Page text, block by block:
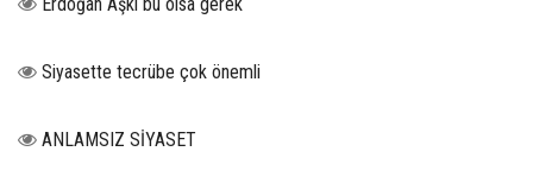
Erdoğan Aşkı bu olsa gerek
Siyasette tecrübe çok önemli
ANLAMSIZ SİYASET